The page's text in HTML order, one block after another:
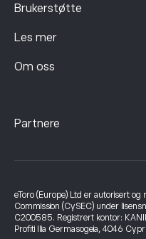
Brukerstøtte
Les mer
Om oss
Partnere
eToro (Europe) Ltd er autorisert
Commission (CySEC) under
C200585. Registrert kontor:
Profiti Ilia Germasogeia, 4046